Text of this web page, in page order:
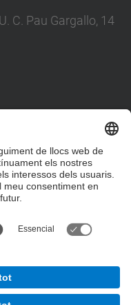
C. Pau Gargallo, 14